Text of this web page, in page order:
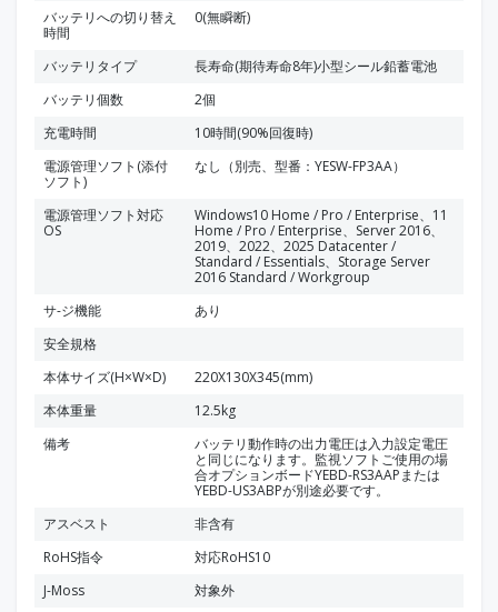
バッテリへの切り替え
時間
0(無瞬断)
バッテリタイプ
長寿命(期待寿命8年)小型シール鉛蓄電池
バッテリ個数
2個
充電時間
10時間(90%回復時)
電源管理ソフト(添付
ソフト)
なし（別売、型番：YESW-FP3AA）
電源管理ソフト対応
OS
Windows10 Home / Pro / Enterprise、11
Home / Pro / Enterprise、Server 2016、
2019、2022、2025 Datacenter /
Standard / Essentials、Storage Server
2016 Standard / Workgroup
サ-ジ機能
あり
安全規格
本体サイズ(H×W×D)
220X130X345(mm)
本体重量
12.5kg
備考
バッテリ動作時の出力電圧は入力設定電圧
と同じになります。監視ソフトご使用の場
合オプションボードYEBD-RS3AAPまたは
YEBD-US3ABPが別途必要です。
アスベスト
非含有
RoHS指令
対応RoHS10
J-Moss
対象外